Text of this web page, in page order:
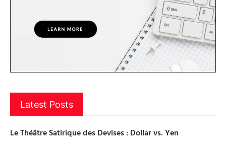
Latest Posts
Le Théâtre Satirique des Devises : Dollar vs. Yen